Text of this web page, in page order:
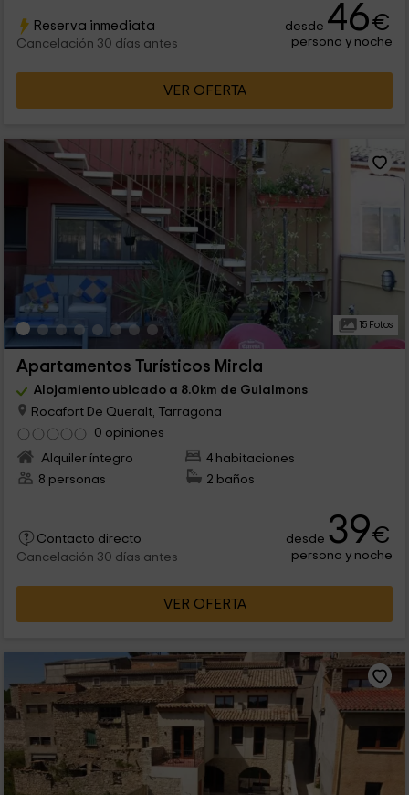
Reserva inmediata
Cancelación 30 días antes
desde 46€
persona y noche
VER OFERTA
15 Fotos
Apartamentos Turísticos Mircla
Alojamiento ubicado a 8.0km de Guialmons
Rocafort De Queralt, Tarragona
0 opiniones
Alquiler íntegro
4 habitaciones
8 personas
2 baños
Contacto directo
Cancelación 30 días antes
desde 39€
persona y noche
VER OFERTA